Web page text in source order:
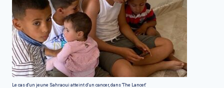
Le cas d'un jeune Sahraoui atteint d'un cancer, dans 'The Lancet'